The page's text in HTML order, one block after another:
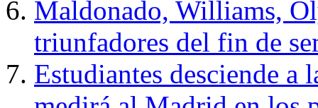
Maldonado, Williams,
triunfadores del fin de
Estudiantes desciende